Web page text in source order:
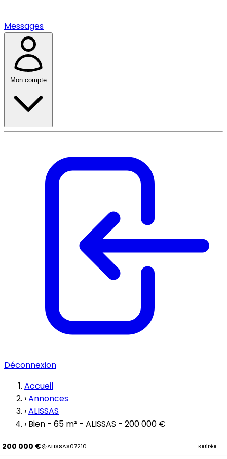
Messages
Mon compte
Déconnexion
Accueil
›Annonces
›ALISSAS
› Bien - 65 m² - ALISSAS - 200 000 €
200 000 € ALISSAS07210 Retirée